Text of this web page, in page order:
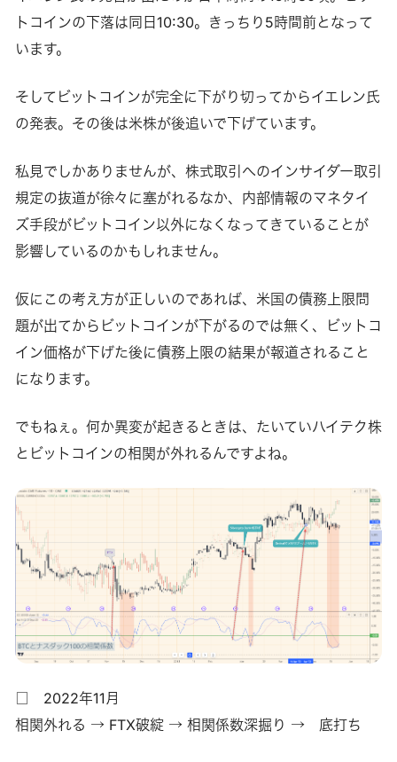
トコインの下落は同日10:30。きっちり5時間前となって
います。
そしてビットコインが完全に下がり切ってからイエレン氏
の発表。その後は米株が後追いで下げています。
私見でしかありませんが、株式取引へのインサイダー取引
規定の抜道が徐々に塞がれるなか、内部情報のマネタイ
ズ手段がビットコイン以外になくなってきていることが
影響しているのかもしれません。
仮にこの考え方が正しいのであれば、米国の債務上限問
題が出てからビットコインが下がるのでは無く、ビットコ
イン価格が下げた後に債務上限の結果が報道されること
になります。
でもねぇ。何か異変が起きるときは、たいていハイテク株
とビットコインの相関が外れるんですよね。
□ 2022年11月
相関外れる → FTX破綻 → 相関係数深掘り → 底打ち